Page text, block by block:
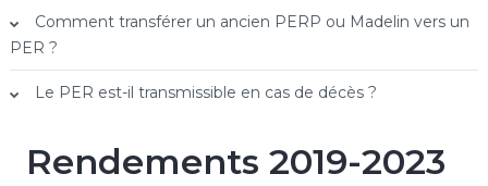
Comment transférer un ancien PERP ou Madelin vers un
PER ?
Le PER est-il transmissible en cas de décès ?
Rendements 2019-2023